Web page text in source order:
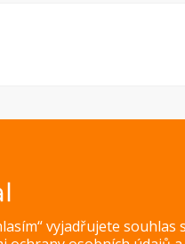
vyjadřujete